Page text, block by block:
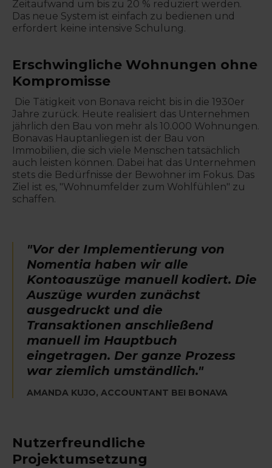
Zeitaufwand um bis zu 20 % reduziert werden.
Das neue System ist einfach zu bedienen und
erfordert keine intensive Schulung.
Erschwingliche Wohnungen ohne
Kompromisse
Die Tätigkeit von Bonava reicht bis in die 1930er
Jahre zurück. Heute realisiert das Unternehmen
jährlich den Bau von mehr als 10.000 Wohnungen.
Bonavas Hauptanliegen ist der Bau von
Immobilien, die sich viele Menschen tatsächlich
auch leisten können. Dabei hat das Unternehmen
stets die Bedürfnisse der Bewohner im Fokus. Das
Ziel ist es, "Wohnumfelder zum Wohlfühlen" zu
schaffen.
"Vor der Implementierung von
Nomentia haben wir alle
Kontoauszüge manuell kodiert. Die
Auszüge wurden zunächst
ausgedruckt und die
Transaktionen anschließend
manuell im Hauptbuch
eingetragen. Der ganze Prozess
war ziemlich umständlich."
AMANDA KUJO, ACCOUNTANT BEI BONAVA
Nutzerfreundliche
Projektumsetzung